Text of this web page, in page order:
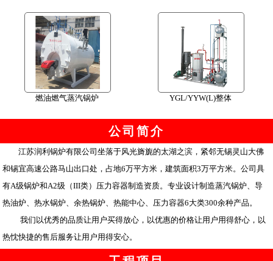
燃油燃气蒸汽锅炉 YGL/YYW(L)整体
公司简介
江苏润利锅炉有限公司坐落于风光旖旎的太湖之滨，紧邻无锡灵山大佛
和锡宜高速公路马山出口处，占地6万平方米，建筑面积3万平方米。公司具
有A级锅炉和A2级（III类）压力容器制造资质。专业设计制造蒸汽锅炉、导
热油炉、热水锅炉、余热锅炉、热能中心、压力容器6大类300余种产品。
我们以优秀的品质让用户买得放心，以优惠的价格让用户用得舒心，以
热忱快捷的售后服务让用户用得安心。